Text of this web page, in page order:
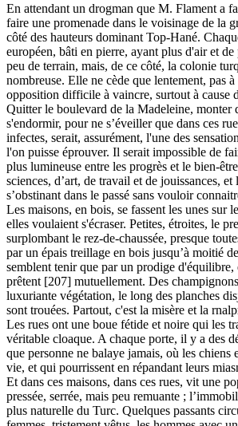
En attendant un drogman que M. Flament a
faire une promenade dans le voisinage de la
côté des hauteurs dominant Top-Hané.
européen, bâti en pierre, ayant plus d'air et
peu de terrain, mais, de ce côté, la colonie
nombreuse. Elle ne cède que lentement, pas à
opposition difficile à vaincre, surtout à cause
Quitter le boulevard de la Madeleine, monter
s'endormir, pour ne s’éveiller que dans ces
infectes, serait, assurément, l'une des
l'on puisse éprouver. Il serait impossible de
plus lumineuse entre les progrès et le bien-
sciences, d’art, de travail et de jouissances, et
s’obstinant dans le passé sans vouloir
Les maisons, en bois, se fassent les unes sur
elles voulaient s'écraser. Petites, étroites, le
surplombant le rez-de-chaussée, presque
par un épais treillage en bois jusqu’à moitié
semblent tenir que par un prodige d'équilibre,
prêtent [207] mutuellement. Des
luxuriante végétation, le long des planches
sont trouées. Partout, c'est la misère et la
Les rues ont une boue fétide et noire qui les
véritable cloaque. A chaque porte, il y a des
que personne ne balaye jamais, où les chiens
vie, et qui pourrissent en répandant leurs
Et dans ces maisons, dans ces rues, vit une
pressée, serrée, mais peu remuante ;
plus naturelle du Turc. Quelques passants